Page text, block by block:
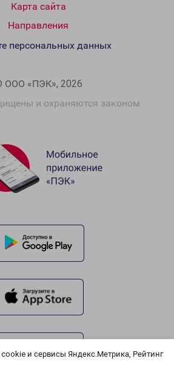
и сервисы Яндекс.Метрика, Рейтинг
Карта сайта
Направления
ООО «ПЭК», 2026
и охраняются законом
персональных данных